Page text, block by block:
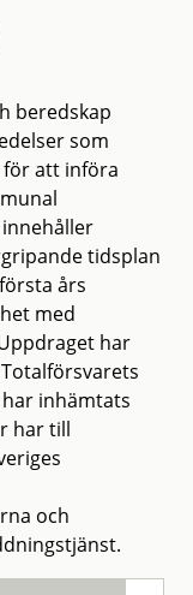
beredskap
som
för att införa
tidsplan
års
med
har
inhämtats
har till
och